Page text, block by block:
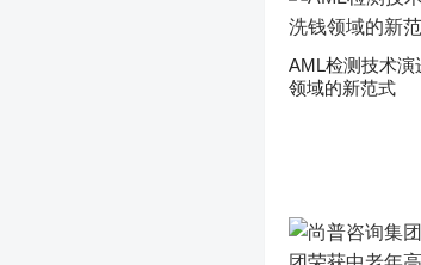
AML检测技术演
领域的新范式